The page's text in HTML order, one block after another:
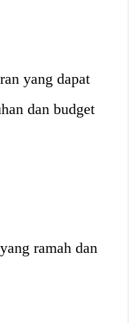
yang dapat
dan budget
ramah dan